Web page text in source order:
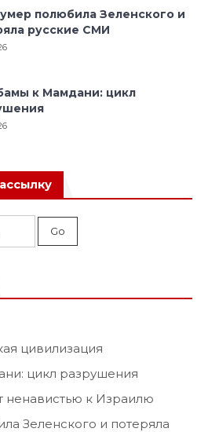
полюбила Зеленского и
русские СМИ
к Мамдани: цикл
цивилизация
цикл разрушения
ненавистью к Израилю
Зеленского и потеряла